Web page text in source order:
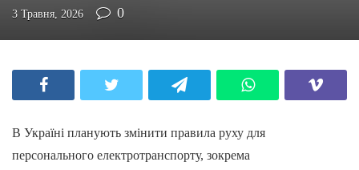
3 Травня, 2026 0
В Україні планують змінити правила руху для
персонального електротранспорту, зокрема